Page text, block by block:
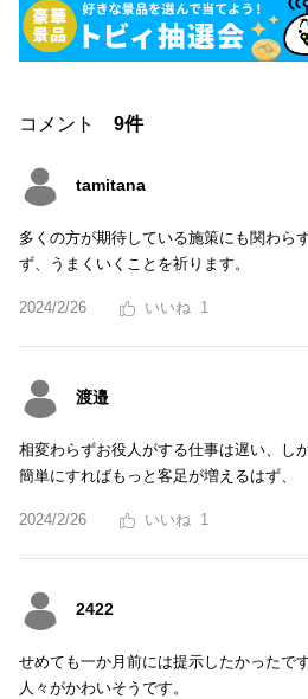
コメント 9件
tamitana
多くの方が期待している施策にも関わら
ず、うまくいくことを祈ります。
2024/2/26 1
渡邉
相変わらずお役人がする仕事は遅い、し
簡単にすればもっと客足が増えるはず、
2024/2/26 1
2422
せめても一か月前には提示したかったで
人々がかわいそうです。